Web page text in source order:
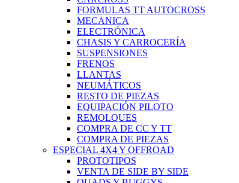
FORMULAS TT AUTOCROSS
MECANICA
ELECTRÓNICA
CHASIS Y CARROCERÍA
SUSPENSIONES
FRENOS
LLANTAS
NEUMÁTICOS
RESTO DE PIEZAS
EQUIPACIÓN PILOTO
REMOLQUES
COMPRA DE CC Y TT
COMPRA DE PIEZAS
ESPECIAL 4X4 Y OFFROAD
PROTOTIPOS
VENTA DE SIDE BY SIDE